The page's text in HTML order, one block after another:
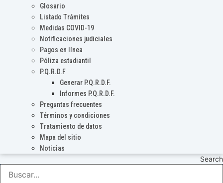
Glosario
Listado Trámites
Medidas COVID-19
Notificaciones judiciales
Pagos en línea
Póliza estudiantil
P.Q.R.D.F
Generar P.Q.R.D.F.
Informes P.Q.R.D.F.
Preguntas frecuentes
Términos y condiciones
Tratamiento de datos
Mapa del sitio
Noticias
Search